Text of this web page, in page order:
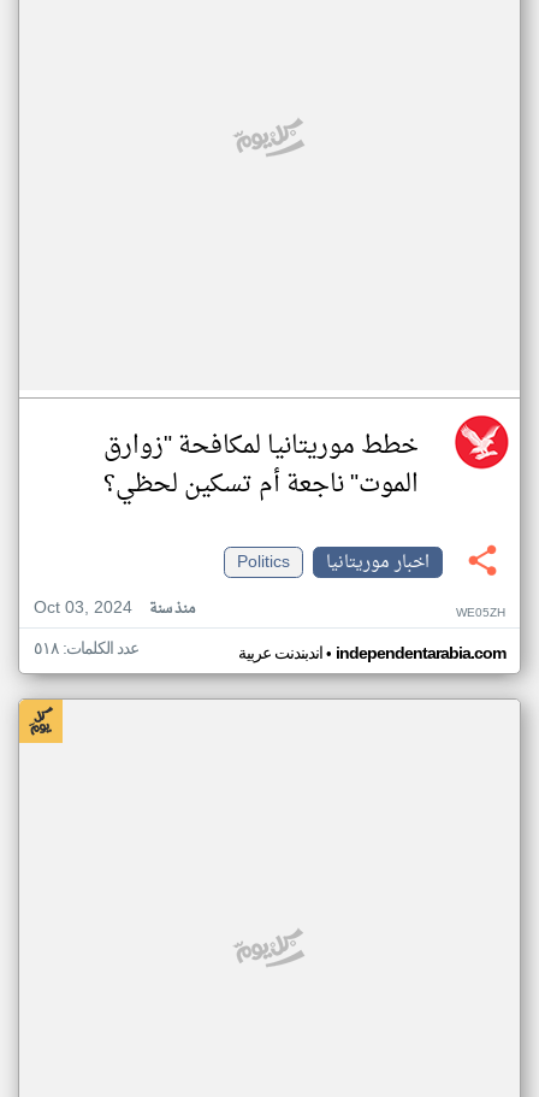
خطط موريتانيا لمكافحة "زوارق
الموت" ناجعة أم تسكين لحظي؟
اخبار موريتانيا
Politics
Oct 03, 2024
منذ سنة WE05ZH
اندبندنت عربية• independentarabia.com عدد الكلمات: ٥١٨